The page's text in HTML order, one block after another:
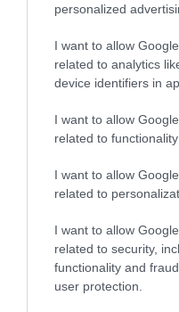
personalized
I want to allow
related to analytics
device identifiers in
I want to allow
related to
I want to allow
related to
I want to allow
related to security,
functionality and
user protection.
08.08.2026 | 09:02
«Η απόλυτη